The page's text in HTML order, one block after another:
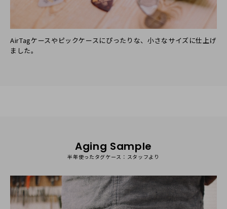
AirTagケースやピックケースにぴったりな、小さなサイズに仕上げ
ました。
Aging Sample
半年使ったタグケース：スタッフより